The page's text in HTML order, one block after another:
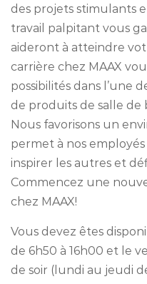
des projets stimulants
travail palpitant vous
aideront à atteindre
carrière chez MAAX
possibilités dans l’une
de produits de salle de
Nous favorisons un
permet à nos
inspirer les autres et
Commencez une
chez MAAX!
Vous devez êtes
de 6h50 à 16h00 et le
de soir (lundi au jeudi